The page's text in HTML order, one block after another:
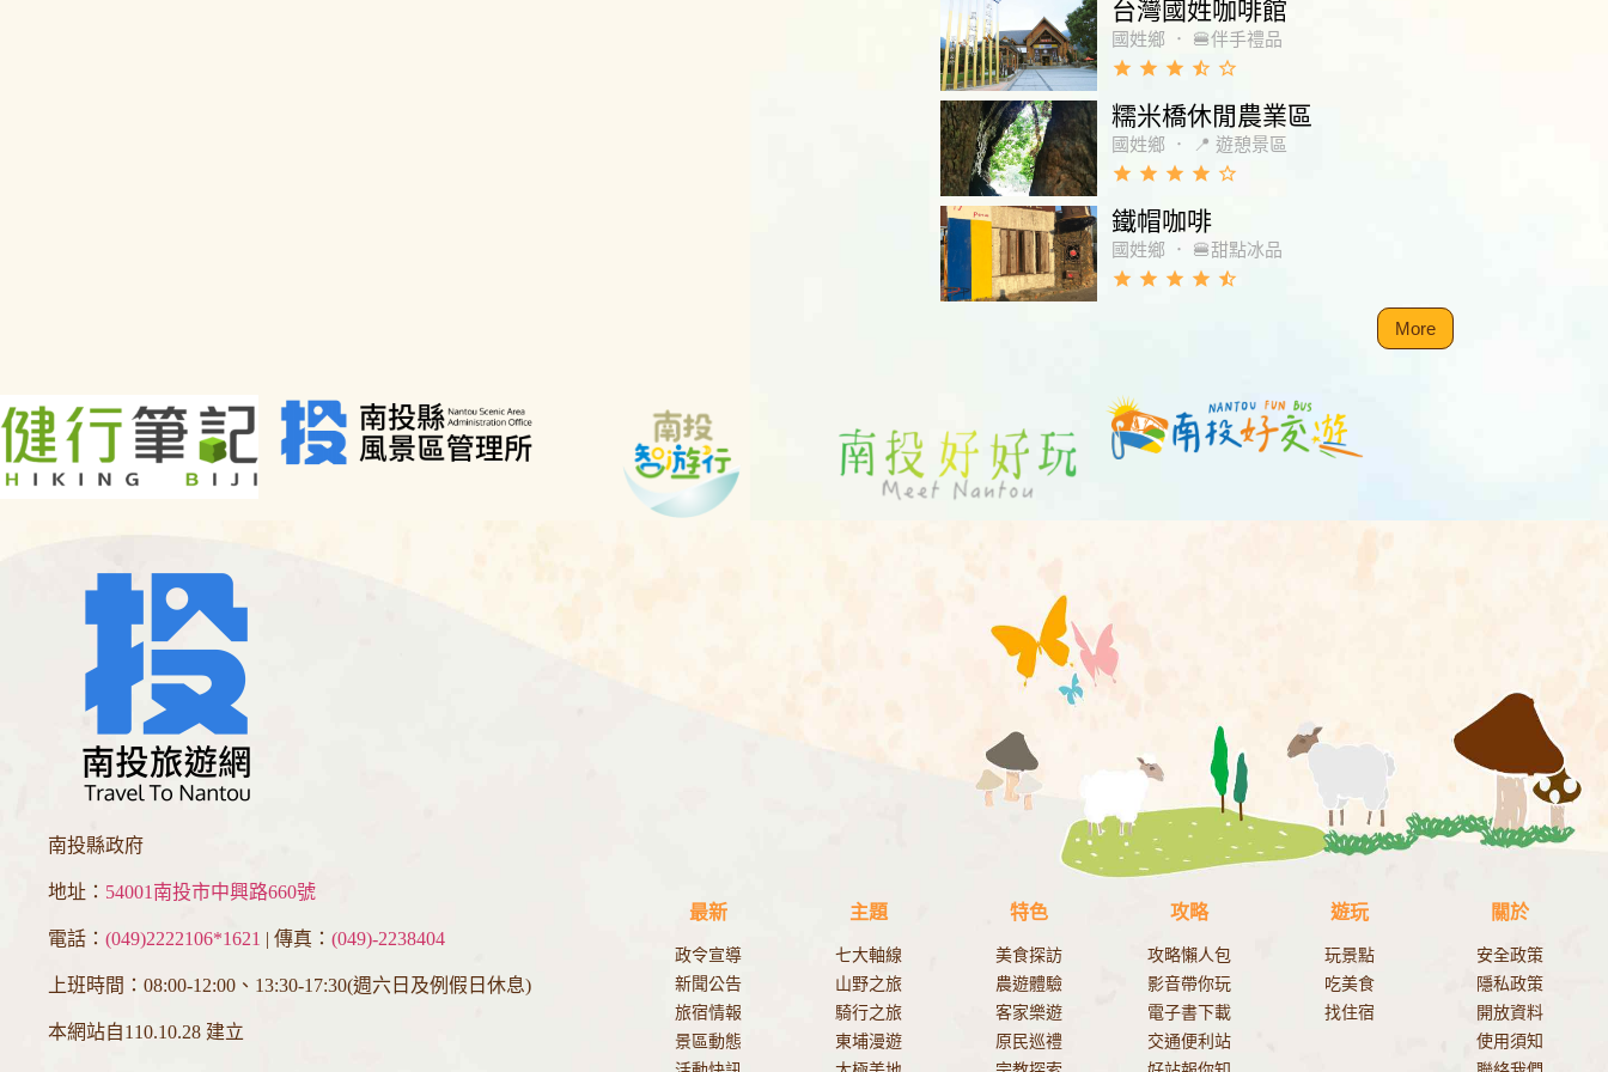
台灣國姓咖啡館
國姓鄉 ． 🍔伴手禮品
grade grade grade star_half star_border
糯米橋休閒農業區
國姓鄉 ． 📍 遊憩景區
grade grade grade grade star_border
鐵帽咖啡
國姓鄉 ． 🍔甜點冰品
grade grade grade grade star_half
More
南投縣政府
地址： 54001南投市中興路660號
電話： (049)2222106*1621 | 傳真： (049)-2238404
上班時間：08:00-12:00、13:30-17:30(週六日及例假日休息)
本網站自110.10.28 建立
最新
政令宣導
新聞公告
旅宿情報
景區動態
主題
七大軸線
山野之旅
騎行之旅
東埔漫遊
特色
美食探訪
農遊體驗
客家樂遊
原民巡禮
攻略
攻略懶人包
影音帶你玩
電子書下載
交通便利站
遊玩
玩景點
吃美食
找住宿
關於
安全政策
隱私政策
開放資料
使用須知